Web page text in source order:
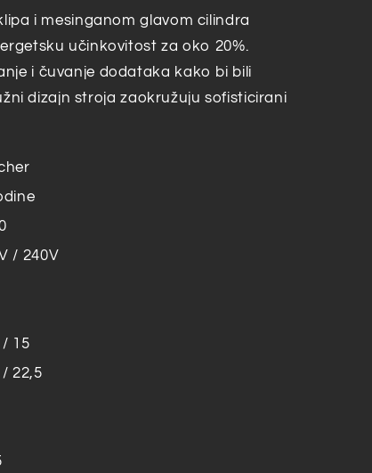
i mesinganom glavom cilindra
učinkovitost za oko 20%.
i čuvanje dodataka kako bi bili
dizajn stroja zaokružuju sofisticirani
/ 240V
/ 15
/ 22,5